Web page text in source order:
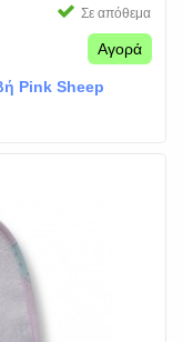
Σε απόθεμα
Αγορά
Pink Sheep